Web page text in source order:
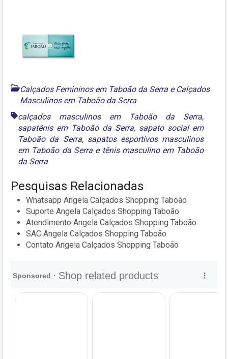
Calçados Femininos em Taboão da Serra e Calçados
Masculinos em Taboão da Serra
calçados masculinos em Taboão da Serra,
sapatênis em Taboão da Serra, sapato social em
Taboão da Serra, sapatos esportivos masculinos
em Taboão da Serrae tênis masculino em Taboão
da Serra
Pesquisas Relacionadas
Whatsapp Angela Calçados Shopping Taboão
Suporte Angela Calçados Shopping Taboão
Atendimento Angela Calçados Shopping Taboão
SAC Angela Calçados Shopping Taboão
Contato Angela Calçados Shopping Taboão